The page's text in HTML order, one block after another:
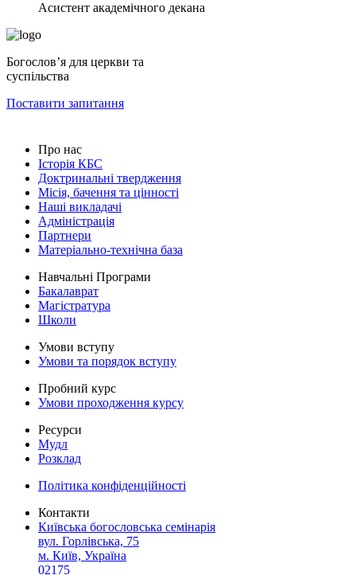
Асистент академічного декана
Богословʼя для церкви та
суспільства
Поставити запитання
Про нас
Історія КБС
Доктринальні твердження
Місія, бачення та цінності
Наші викладачі
Адміністрація
Партнери
Матеріально-технічна база
Навчальні Програми
Бакалаврат
Магістратура
Школи
Умови вступу
Умови та порядок вступу
Пробний курс
Умови проходження курсу
Ресурси
Мудл
Розклад
Політика конфіденційності
Контакти
Київська богословська семінарія
вул. Горлівська, 75
м. Київ, Україна
02175